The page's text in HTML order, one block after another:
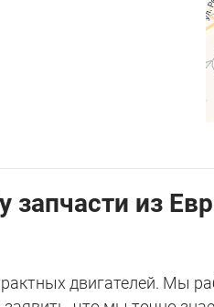
запчасти из
двигателей. Мы